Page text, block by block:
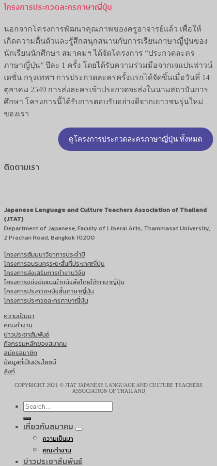
โครงการประกวดละครภาษาญี่ปุ่น
นอกจากโครงการพัฒนาคุณภาพของครูอาจารย์แล้ว เพื่อให้
เกิดความตื่นตัวและรู้สึกสนุกสนานกับการเรียนภาษาญี่ปุ่นของ
นักเรียนนักศึกษา สมาคมฯ ได้จัดโครงการ “ประกวดละคร
ภาษาญี่ปุ่น” ปีละ 1 ครั้ง โดยได้รับความร่วมมือจากเจแปนฟาวน์
เดชั่น กรุงเทพฯ การประกวดละครครั้งแรกได้จัดขึ้นเมื่อวันที่ 14
ตุลาคม 2549 การส่งละครเข้าประกวดจะส่งในนามสถาบันการ
ศึกษา โครงการนี้ได้รับการตอบรับอย่างดีจากเยาวชนรุ่นใหม่
ของเรา
ดูโครงการประกวดละครภาษาญี่ปุ่น ทั้งหมด
ติดตามเรา
Japanese Language and Culture Teachers Association of Thailand
(JTAT)
Department of Japanese, Faculty of Liberal Arts, Thammasat University,
2 Prachan Road, Bangkok 10200
โครงการสัมมนาวิชาการประจำปี
โครงการอบรมครูระยะสั้นที่ประเทศญี่ปุ่น
โครงการส่งเสริมการทำงานวิจัย
โครงการแข่งขันแนะนำหนังสือโดยใช้ภาษาญี่ปุ่น
โครงการประกวดหนังสั้นภาษาญี่ปุ่น
โครงการประกวดละครภาษาญี่ปุ่น
ความเป็นมา
คณะทำงาน
ข่าวประชาสัมพันธ์
กิจกรรมหลักของสมาคม
สมัครสมาชิก
ข้อมูลที่เป็นประโยชน์
ลิงก์
COPYRIGHT 2021 © JTAT JAPANESE LANGUAGE AND CULTURE TEACHERS
ASSOCIATION OF THAILAND
เกี่ยวกับสมาคม
ความเป็นมา
คณะทำงาน
ข่าวประชาสัมพันธ์